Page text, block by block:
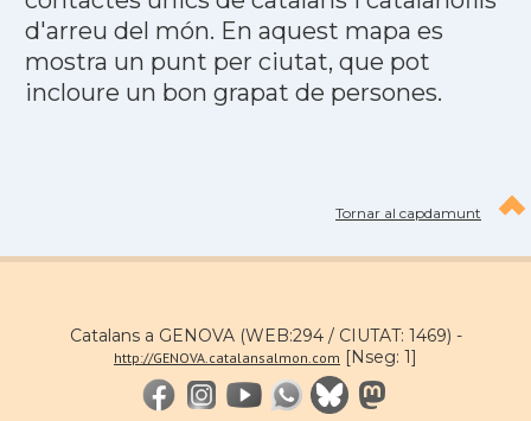
d'arreu del món. En aquest mapa es
mostra un punt per ciutat, que pot
incloure un bon grapat de persones.
Tornar al capdamunt
Catalans a GENOVA (WEB:294 / CIUTAT: 1469) -
http://GENOVA.catalansalmon.com [Nseg: 1]